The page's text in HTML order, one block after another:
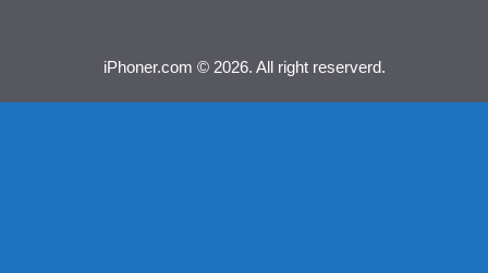
iPhoner.com © 2026. All right reserverd.